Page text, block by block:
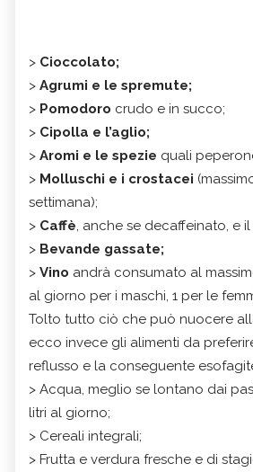
> Cioccolato;
> Agrumi e le spremute;
> Pomodoro crudo e in succo;
> Cipolla e l’aglio;
> Aromi e le spezie quali
> Molluschi e i crostacei
settimana);
> Caffè, anche se decaffeinato, e il
> Bevande gassate;
> Vino andrà consumato al
al giorno per i maschi, 1 per le
Tolto tutto ciò che può nuocere
ecco invece gli alimenti da
reflusso e la conseguente
> Acqua, meglio se lontano dai
litri al giorno;
> Cereali integrali;
> Frutta e verdura fresche e di